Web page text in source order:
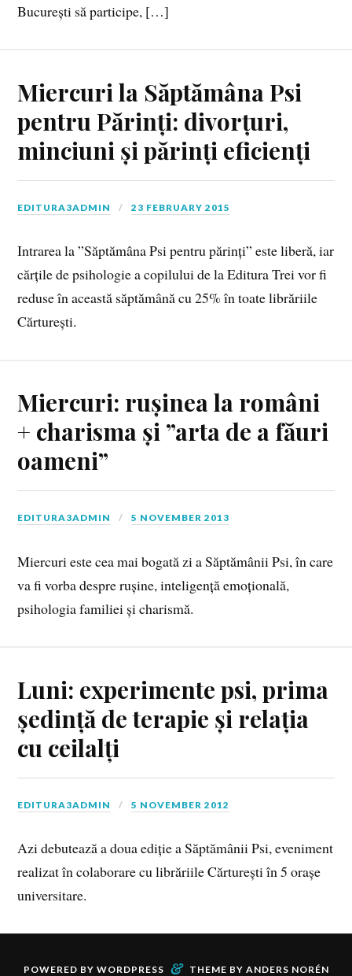
București să participe, […]
Miercuri la Săptămâna Psi
pentru Părinți: divorțuri,
minciuni și părinți eficienți
EDITURA3ADMIN 23 FEBRUARY 2015
Intrarea la ”Săptămâna Psi pentru părinți” este liberă, iar
cărțile de psihologie a copilului de la Editura Trei vor fi
reduse în această săptămână cu 25% în toate librăriile
Cărturești.
Miercuri: rușinea la români
+ charisma și ”arta de a făuri
oameni”
EDITURA3ADMIN 5 NOVEMBER 2013
Miercuri este cea mai bogată zi a Săptămânii Psi, în care
va fi vorba despre rușine, inteligență emoțională,
psihologia familiei și charismă.
Luni: experimente psi, prima
ședință de terapie și relația
cu ceilalți
EDITURA3ADMIN 5 NOVEMBER 2012
Azi debutează a doua ediție a Săptămânii Psi, eveniment
realizat în colaborare cu librăriile Cărturești în 5 orașe
universitare.
POWERED BY WORDPRESS & THEME BY ANDERS NORÉN